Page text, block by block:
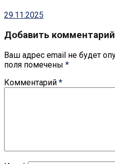
29.11.2025
Добавить комментарий
Ваш адрес email не будет
поля помечены *
Комментарий *